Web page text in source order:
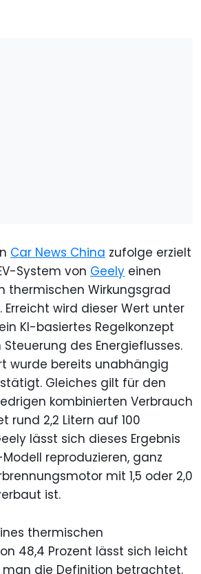
Car News China zufolge erzielt
System von Geely einen
thermischen Wirkungsgrad
Erreicht wird dieser Wert unter
KI-basiertes Regelkonzept
des Energieflusses.
wurde bereits unabhängig
Gleiches gilt für den
kombinierten Verbrauch
rund 2,2 Litern auf 100
lässt sich dieses Ergebnis
reproduzieren, ganz
mit 1,5 oder 2,0
ist.
thermischen
48,4 Prozent lässt sich leicht
man die Definition betrachtet.